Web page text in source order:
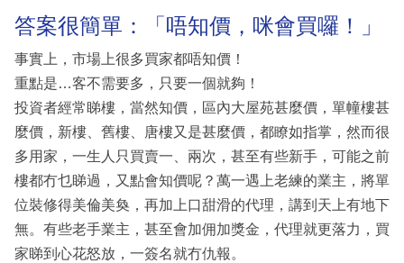
答案很簡單：「唔知價，咪會買囉！」
事實上，市場上很多買家都唔知價！
重點是…客不需要多，只要一個就夠！
投資者經常睇樓，當然知價，區內大屋苑甚麼價，單幢樓甚
麼價，新樓、舊樓、唐樓又是甚麼價，都瞭如指掌，然而很
多用家，一生人只買賣一、兩次，甚至有些新手，可能之前
樓都冇乜睇過，又點會知價呢？萬一遇上老練的業主，將單
位裝修得美倫美奐，再加上口甜滑的代理，講到天上有地下
無。有些老手業主，甚至會加佣加獎金，代理就更落力，買
家睇到心花怒放，一簽名就冇仇報。